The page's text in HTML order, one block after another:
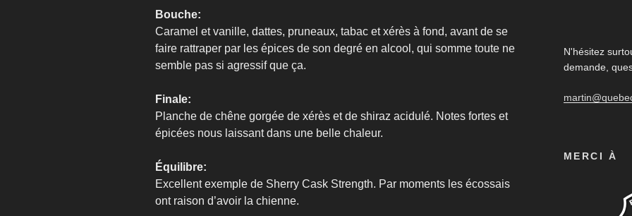
Bouche:
Caramel et vanille, dattes, pruneaux, tabac et xérès à fond, avant de se
faire rattraper par les épices de son degré en alcool, qui somme toute ne
semble pas si agressif que ça.
Finale:
Planche de chêne gorgée de xérès et de shiraz acidulé. Notes fortes et
épicées nous laissant dans une belle chaleur.
Équilibre:
Excellent exemple de Sherry Cask Strength. Par moments les écossais
ont raison d’avoir la chienne.
N'hésitez
demande,
MERCI À